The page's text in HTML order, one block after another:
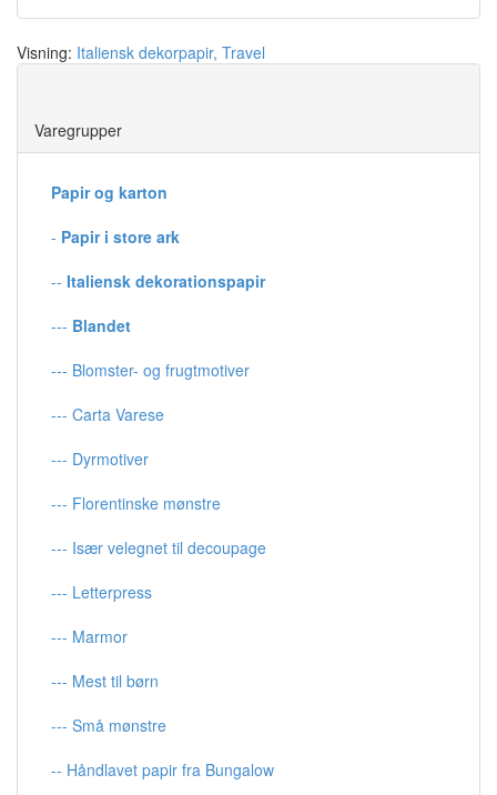
Visning: Italiensk dekorpapir, Travel
Varegrupper
Papir og karton
- Papir i store ark
-- Italiensk dekorationspapir
--- Blandet
--- Blomster- og frugtmotiver
--- Carta Varese
--- Dyrmotiver
--- Florentinske mønstre
--- Især velegnet til decoupage
--- Letterpress
--- Marmor
--- Mest til børn
--- Små mønstre
-- Håndlavet papir fra Bungalow